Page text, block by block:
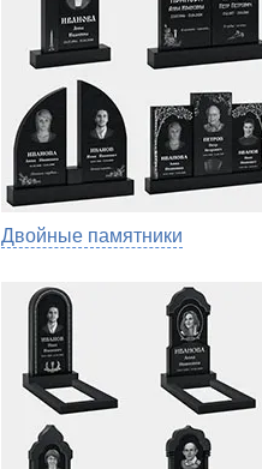
Двойные памятники